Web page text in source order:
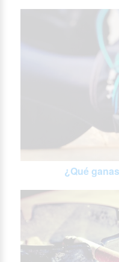
¿Qué